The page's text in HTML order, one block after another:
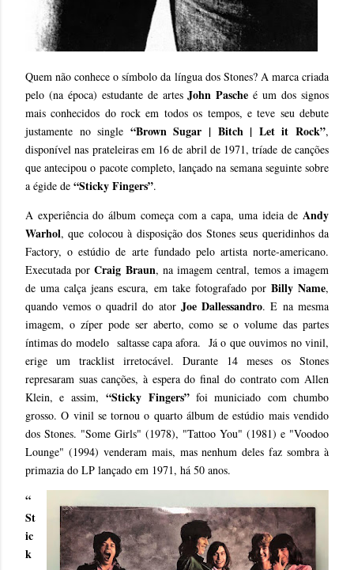
Quem não conhece o símbolo da língua dos Stones? A marca criada
pelo (na época) estudante de artesJohn Pasche é um dos signos
mais conhecidos do rock em todos os tempos, e teve seu debute
justamente no single “Brown Sugar | Bitch | Let it Rock”,
disponível nas prateleiras em 16 de abril de 1971, tríade de canções
que antecipou o pacote completo, lançado na semana seguinte sobre
a égide de “Sticky Fingers”.
A experiência do álbum começa com a capa, uma ideia de Andy
Warhol, que colocou à disposição dos Stones seus queridinhos da
Factory, o estúdio de arte fundado pelo artista norte-americano.
Executada porCraig Braun, na imagem central, temos a imagem
de uma calça jeans escura, em take fotografado por Billy Name,
quando vemos o quadril do ator Joe Dallessandro. E na mesma
imagem, o zíper pode ser aberto, como se o volume das partes
íntimas do modelo saltasse capa afora. Já o que ouvimos no vinil,
erige um tracklist irretocável. Durante 14 meses os Stones
represaram suas canções, à espera do final do contrato com Allen
Klein, e assim,“Sticky Fingers” foi municiado com chumbo
grosso. O vinil se tornou o quarto álbum de estúdio mais vendido
dos Stones. "Some Girls" (1978), "Tattoo You" (1981) e "Voodoo
Lounge" (1994) venderam mais, mas nenhum deles faz sombra à
primazia do LP lançado em 1971, há 50 anos.
“
St
ic
k